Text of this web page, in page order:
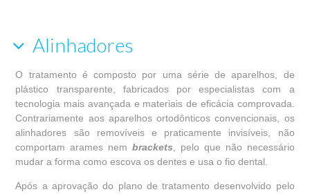
Alinhadores
O tratamento é composto por uma série de aparelhos, de
plástico transparente, fabricados por especialistas com a
tecnologia mais avançada e materiais de eficácia comprovada.
Contrariamente aos aparelhos ortodônticos convencionais, os
alinhadores são removíveis e praticamente invisíveis, não
comportam arames nembrackets , pelo que não necessário
mudar a forma como escova os dentes e usa o fio dental.
Após a aprovação do plano de tratamento desenvolvido pelo